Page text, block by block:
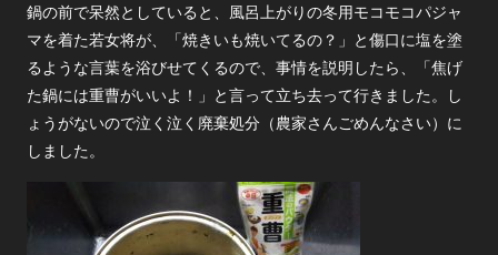
鍋の前で呆然としていると、風呂上がりの冬用モコモコパジャ
マを着た若女将が、「焼きいも焼いてるの？」と傷口に塩を塗
るような言葉を浴びせてくるので、事情を説明したら、「焦げ
た鍋には重曹がいいよ！」と言って立ち去って行きました。し
ょうがないので泣く泣く廃棄処分（農家さんごめんなさい）に
しました。